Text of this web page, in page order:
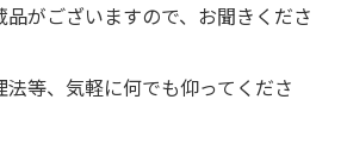
がございますので、お聞きくださ
等、気軽に何でも仰ってくださ